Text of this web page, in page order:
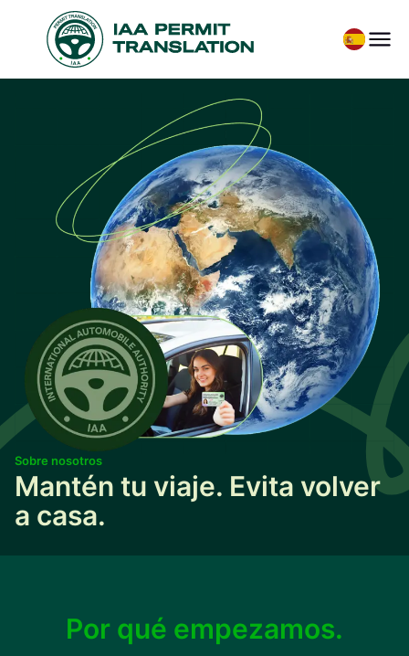
Sobre nosotros
Mantén tu viaje. Evita volver
a casa.
Por qué empezamos.